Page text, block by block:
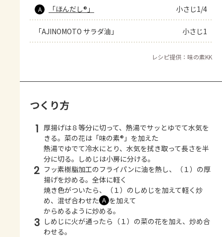
A 「ほんだし®」 小さじ1/4
「AJINOMOTO サラダ油」 小さじ1
レシピ提供：味の素KK
つくり方
1 厚揚げは８等分に切って、熱湯でサッとゆでて水気を
きる。菜の花は「味の素®」を加えた
熱湯でゆでて冷水にとり、水気を拭き取って長さを半
分に切る。しめじは小房に分ける。
2 フッ素樹脂加工のフライパンに油を熱し、（１）の厚
揚げを炒める。全体に軽く
焼き色がついたら、（１）のしめじを加えて軽く炒
め、混ぜ合わせた Ａ を加えて
からめるように炒める。
3 しめじに火が通ったら（１）の菜の花を加え、炒め合
わせる。